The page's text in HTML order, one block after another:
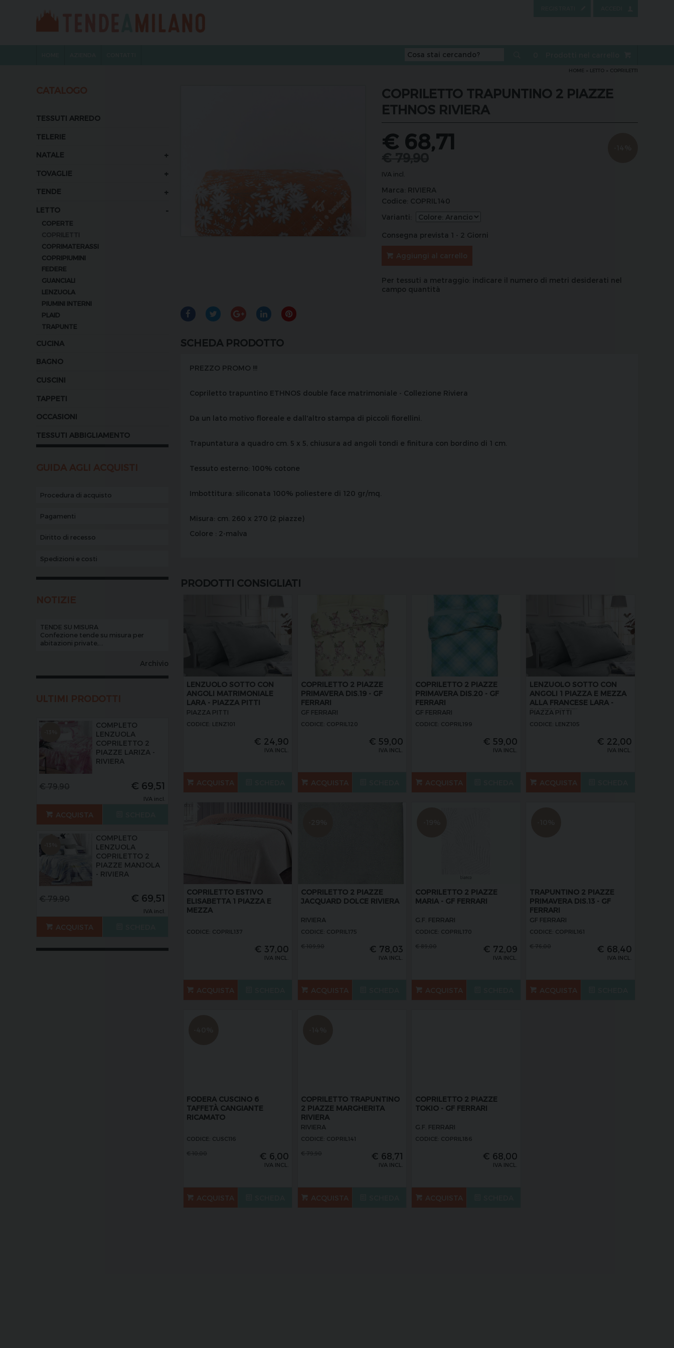
HOME LETTO COPRILETTI
CATALOGO
TESSUTI ARREDO
TELERIE
NATALE +
TOVAGLIE +
TENDE +
LETTO -
COPERTE
COPRIMATERASSI
COPRIPIUMINI
FEDERE
GUANCIALI
LENZUOLA
PIUMINI INTERNI
PLAID
TRAPUNTE
CUCINA
BAGNO
CUSCINI
TAPPETI
OCCASIONI
TESSUTI ABBIGLIAMENTO
GUIDA AGLI ACQUISTI
Procedura di acquisto
Pagamenti
Diritto di recesso
Spedizioni e costi
NOTIZIE
TENDE SU MISURA
Confezione tende su misura per
abitazioni private,...
Archivio
ULTIMI PRODOTTI
COMPLETO
LENZUOLA
COPRILETTO 2
PIAZZE LARIZA -
RIVIERA
€ 69,51
IVA incl.
ACQUISTA
COMPLETO
LENZUOLA
COPRILETTO 2
PIAZZE MANJOLA
- RIVIERA
€ 69,51
IVA incl.
ACQUISTA
COPRILETTO TRAPUNTINO 2 PIAZZE
ETHNOS RIVIERA
€ 68,71
IVA incl.
Marca: RIVIERA
Codice: COPRIL140
Varianti:
Consegna prevista 1 - 2 Giorni
Aggiungi al carrello
Per tessuti a metraggio: indicare il numero di metri desiderati nel
campo quantità
SCHEDA PRODOTTO
PREZZO PROMO !!!
Copriletto trapuntino ETHNOS double face matrimoniale - Collezione Riviera
Da un lato motivo floreale e dall'altro stampa di piccoli fiorellini.
Trapuntatura a quadro cm. 5 x 5, chiusura ad angoli tondi e finitura con bordino di 1 cm.
Tessuto esterno: 100% cotone
Imbottitura: siliconata 100% poliestere di 120 gr/mq.
Misura: cm. 260 x 270 (2 piazze)
Colore : 2-malva
PRODOTTI CONSIGLIATI
LENZUOLO SOTTO CON
ANGOLI MATRIMONIALE
LARA - PIAZZA PITTI
PIAZZA PITTI
CODICE: LENZ101
€ 24,90
IVA INCL.
ACQUISTA
COPRILETTO 2 PIAZZE
PRIMAVERA DIS.19 - GF
FERRARI
GF FERRARI
CODICE: COPRIL120
€ 59,00
IVA INCL.
ACQUISTA
COPRILETTO 2 PIAZZE
PRIMAVERA DIS.20 - GF
FERRARI
GF FERRARI
CODICE: COPRIL199
€ 59,00
IVA INCL.
ACQUISTA
LENZUOLO SOTTO CON
ANGOLI 1 PIAZZA E MEZZA
ALLA FRANCESE LARA -
PIAZZA PITTI
PIAZZA PITTI
CODICE: LENZ105
€ 22,00
IVA INCL.
ACQUISTA
COPRILETTO ESTIVO
ELISABETTA 1 PIAZZA E
MEZZA
CODICE: COPRIL137
€ 37,00
IVA INCL.
ACQUISTA
COPRILETTO 2 PIAZZE
JACQUARD DOLCE RIVIERA
RIVIERA
CODICE: COPRIL175
€ 78,03
IVA INCL.
ACQUISTA
COPRILETTO 2 PIAZZE
MARIA - GF FERRARI
G.F. FERRARI
CODICE: COPRIL170
€ 72,09
IVA INCL.
ACQUISTA
TRAPUNTINO 2 PIAZZE
PRIMAVERA DIS.13 - GF
FERRARI
GF FERRARI
CODICE: COPRIL161
€ 68,40
IVA INCL.
ACQUISTA
FODERA CUSCINO 6
TAFFETÀ CANGIANTE
RICAMATO
CODICE: CUSC116
€ 6,00
IVA INCL.
ACQUISTA
COPRILETTO TRAPUNTINO
2 PIAZZE MARGHERITA
RIVIERA
RIVIERA
CODICE: COPRIL141
€ 68,71
IVA INCL.
ACQUISTA
COPRILETTO 2 PIAZZE
TOKIO - GF FERRARI
G.F. FERRARI
CODICE: COPRIL186
€ 68,00
IVA INCL.
ACQUISTA